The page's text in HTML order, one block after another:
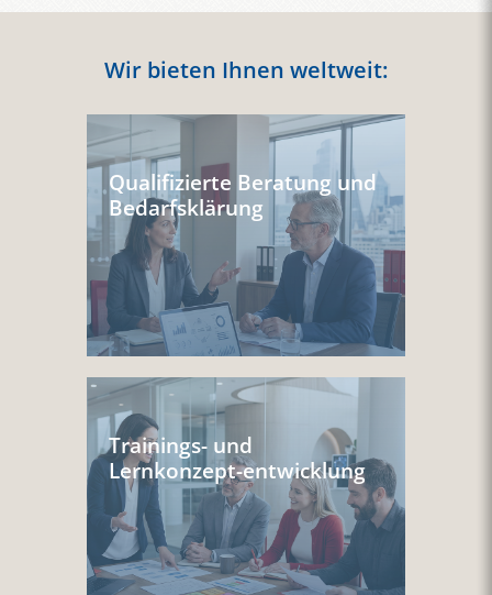
Wir bieten Ihnen weltweit:
Qualifizierte Beratung und
Bedarfsklärung
Trainings- und
Lernkonzept-entwicklung